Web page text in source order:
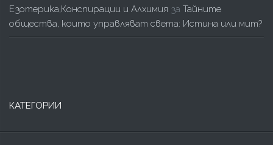
Езотерика,Конспирации и Алхимия за Тайните
общества, които управляват света: Истина или мит?
КАТЕГОРИИ